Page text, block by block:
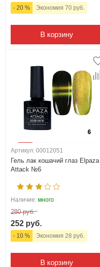
- 20 % Экономия 70 руб.
В корзину
Артикул: 00012051
Гель лак кошачий глаз Elpaza
Attack №6
Наличие: много
280 руб.
252 руб.
- 10 % Экономия 28 руб.
В корзину